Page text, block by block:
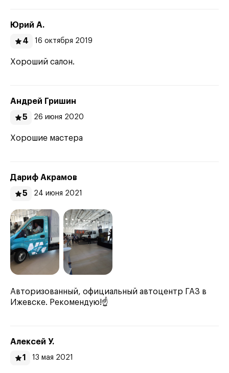
Юрий А.
4
16 октября 2019
Хороший салон.
Андрей Гришин
5
26 июня 2020
Хорошие мастера
Дариф Акрамов
5
24 июня 2021
Авторизованный, официальный автоцентр ГАЗ в
Ижевске. Рекомендую!☝️
Алексей У.
1
13 мая 2021